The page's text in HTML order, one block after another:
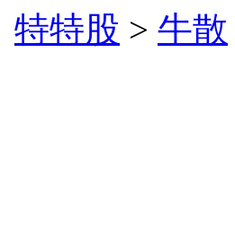
特特股 > 牛散